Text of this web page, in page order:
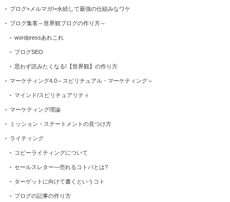
ブログ+メルマガ!=永続して最強の仕組みなワケ
ブログ集客～世界観ブログの作り方～
wordpressあれこれ
ブログSEO
思わず読みたくなる!【世界観】の作り方
マーケティング4.0～スピリチュアル・マーケティング～
マインド/スピリチュアリティ
マーケティング理論
ミッション・ステートメントの見つけ方
ライティング
コピーライティングについて
セールスレター―売れるコトバとは?
ターゲットに向けて書くというコト
ブログの記事の作り方